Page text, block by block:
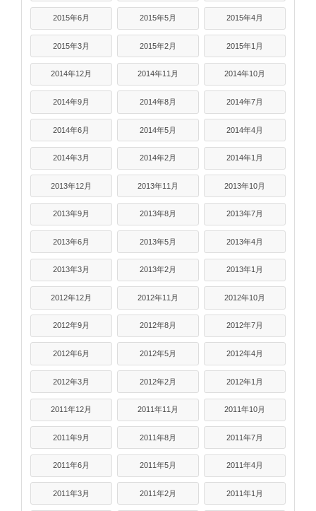
2015年6月 2015年5月 2015年4月
2015年3月 2015年2月 2015年1月
2014年12月 2014年11月 2014年10月
2014年9月 2014年8月 2014年7月
2014年6月 2014年5月 2014年4月
2014年3月 2014年2月 2014年1月
2013年12月 2013年11月 2013年10月
2013年9月 2013年8月 2013年7月
2013年6月 2013年5月 2013年4月
2013年3月 2013年2月 2013年1月
2012年12月 2012年11月 2012年10月
2012年9月 2012年8月 2012年7月
2012年6月 2012年5月 2012年4月
2012年3月 2012年2月 2012年1月
2011年12月 2011年11月 2011年10月
2011年9月 2011年8月 2011年7月
2011年6月 2011年5月 2011年4月
2011年3月 2011年2月 2011年1月